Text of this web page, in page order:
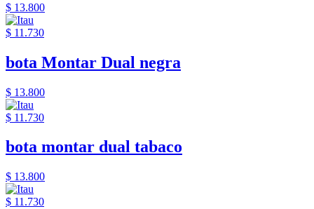
$ 13.800
$ 11.730
bota Montar Dual negra
$ 13.800
$ 11.730
bota montar dual tabaco
$ 13.800
$ 11.730